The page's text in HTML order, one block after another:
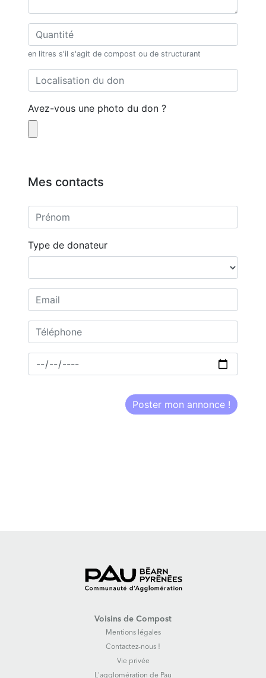
en litres s'il s'agit de compost ou de structurant
Avez-vous une photo du don ?
Mes contacts
Type de donateur
Voisins de Compost
Mentions légales
Contactez-nous !
Vie privée
L'agglomération de Pau